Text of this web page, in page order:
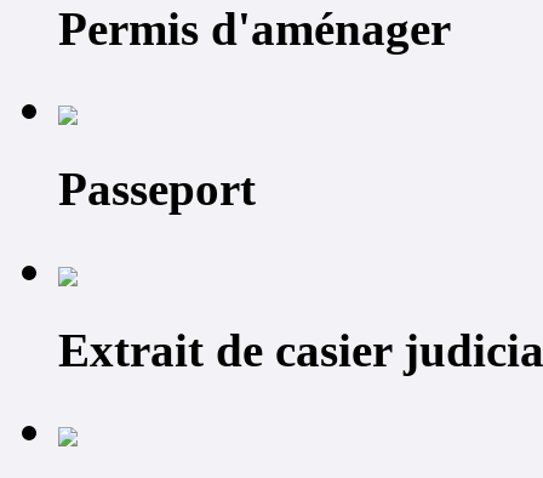
Permis d'aménager
Passeport
Extrait de casier